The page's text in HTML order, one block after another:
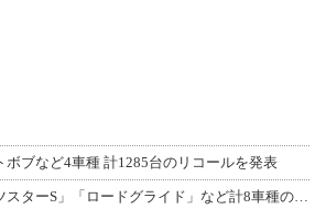
ボブなど4車種 計1285台のリコールを発表
【ハーレー】「スポーツスターS」「ロードグライド」など計8車種のリコールを発表